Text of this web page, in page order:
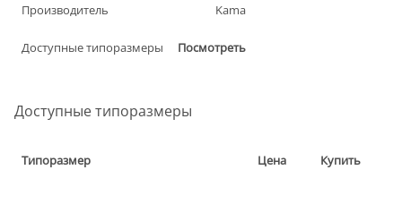
Производитель
Kama
Доступные типоразмеры Посмотреть
Доступные типоразмеры
Типоразмер Цена Купить